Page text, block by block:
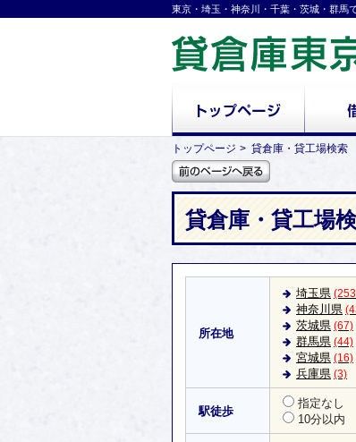
東京・埼玉・神奈川・千葉・茨城・群馬
トップページ 貸倉庫・貸工場検索
貸倉庫・貸工場
所在地
埼玉県
神奈川県
茨城県 (67)
群馬県 (44)
宮城県 (16)
兵庫県 (3)
駅徒歩
指定なし
10分以内